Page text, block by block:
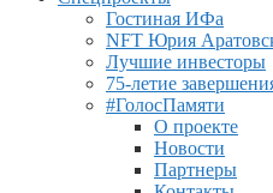
Гостиная ИФа
NFT Юрия
Лучшие инвесторы
75-летие
#ГолосПамяти
О проекте
Новости
Партнеры